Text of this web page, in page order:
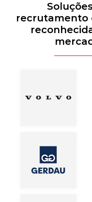
recrutamento